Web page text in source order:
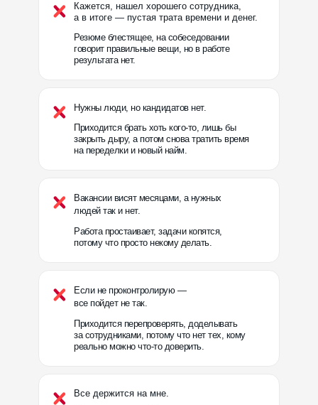
Кажется, нашел хорошего сотрудника,
а в итоге — пустая трата времени и денег.
Резюме блестящее, на собеседовании
говорит правильные вещи, но в работе
результата нет.
Нужны люди, но кандидатов нет.
Приходится брать хоть кого-то, лишь бы
закрыть дыру, а потом снова тратить время
на переделки и новый найм.
Вакансии висят месяцами, а нужных
людей так и нет.
Работа простаивает, задачи копятся,
потому что просто некому делать.
Приходится перепроверять, доделывать
за сотрудниками, потому что нет тех, кому
реально можно что-то доверить.
Все держится на мне.
Если не проконтролирую —
все пойдет не так.